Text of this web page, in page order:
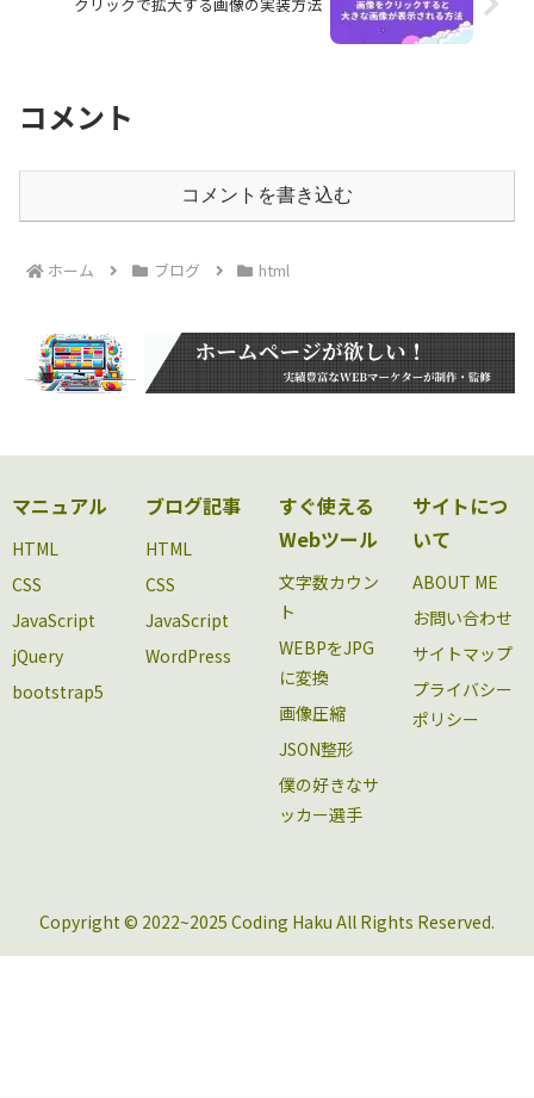
コメント
コメントを書き込む
ホーム ブログ html
マニュアル
HTML
CSS
JavaScript
jQuery
bootstrap5
ブログ記事
HTML
CSS
JavaScript
WordPress
すぐ使える
Webツール
文字数カウン
ト
WEBPをJPG
に変換
画像圧縮
JSON整形
僕の好きなサ
ッカー選手
サイトにつ
いて
ABOUT ME
お問い合わせ
サイトマップ
プライバシー
ポリシー
Copyright © 2022~2025 Coding Haku All Rights Reserved.